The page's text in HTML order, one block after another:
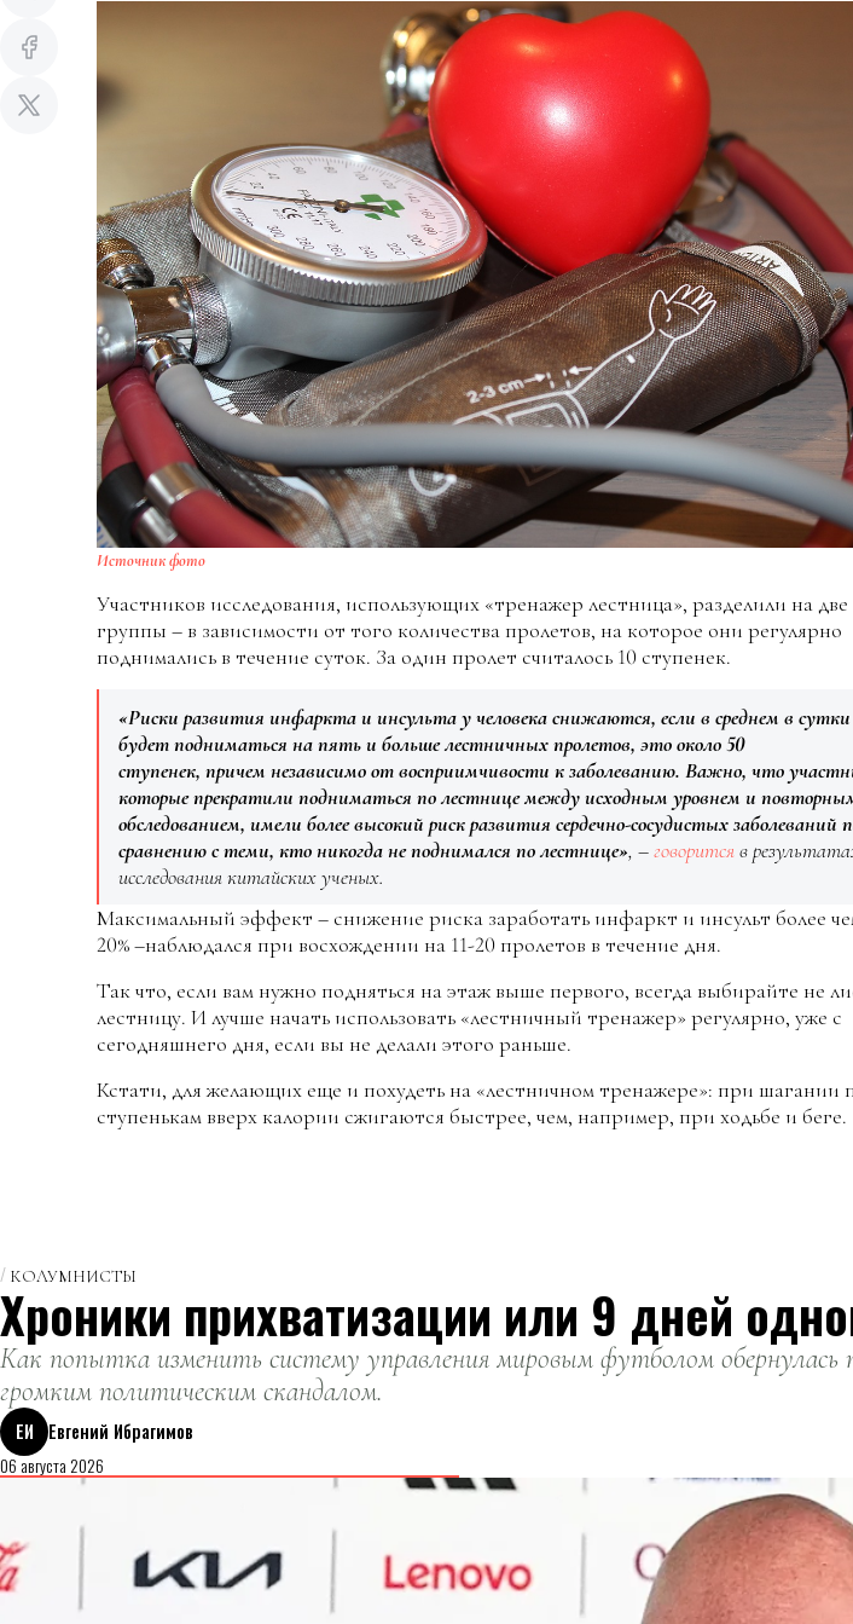
Источник фото
Участников исследования, использующих «тренажер лестница», разделили на две
группы – в зависимости от того количества пролетов, на которое они регулярно
поднимались в течение суток. За один пролет считалось 10 ступенек.
«Риски развития инфаркта и инсульта у человека снижаются, если в среднем в
будет подниматься на пять и больше лестничных пролетов, это около 50
ступенек, причем независимо от восприимчивости к заболеванию. Важно, что
которые прекратили подниматься по лестнице между исходным уровнем и
обследованием, имели более высокий риск развития сердечно-сосудистых заболеваний
сравнению с теми, кто никогда не поднимался по лестнице», –говоритсяв
исследования китайских ученых.
Максимальный эффект – снижение риска заработать инфаркт и инсульт более
20% –наблюдался при восхождении на 11-20 пролетов в течение дня.
Так что, если вам нужно подняться на этаж выше первого, всегда выбирайте не
лестницу. И лучше начать использовать «лестничный тренажер» регулярно, уже с
сегодняшнего дня, если вы не делали этого раньше.
Кстати, для желающих еще и похудеть на «лестничном тренажере»: при шагании
ступенькам вверх калории сжигаются быстрее, чем, например, при ходьбе и беге.
КОЛУМНИСТЫ
Хроники прихватизации или 9 дней
Как попытка изменить систему управления мировым футболом обернулась
громким политическим скандалом.
ЕИ
Евгений Ибрагимов
06 августа 2026